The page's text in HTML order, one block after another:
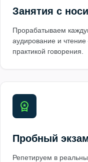
Занятия с
Прорабатываем
аудирование и
практикой говорения.
Пробный
Репетируем в